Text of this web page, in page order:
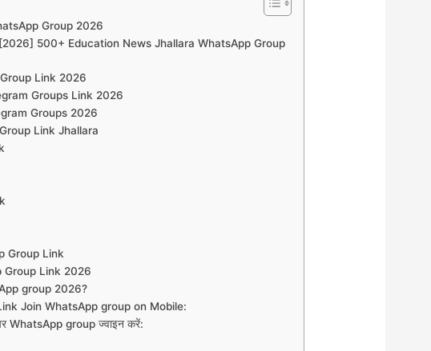
Group 2026
[2026] 500+ Education News Jhallara WhatsApp Group
Link 2026
Groups Link 2026
Groups 2026
Link Jhallara
Group Link
Group Link 2026
group 2026?
Join WhatsApp group on Mobile:
WhatsApp group ज्वाइन करें: